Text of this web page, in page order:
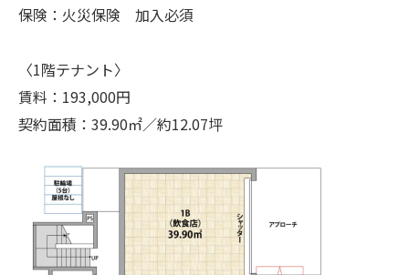
保険：火災保険 加入必須
〈1階テナント〉
賃料：193,000円
契約面積：39.90㎡／約12.07坪